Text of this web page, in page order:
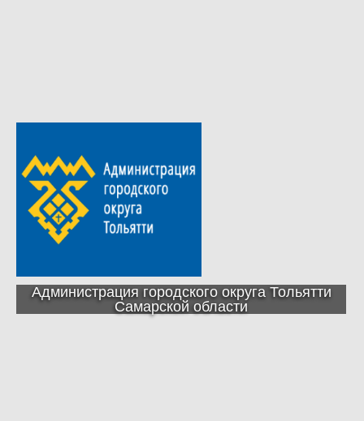
Администрация городского округа Тольятти
Самарской области